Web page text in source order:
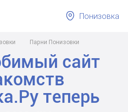
Парни Понизовки
Понизовка
сайт
теперь